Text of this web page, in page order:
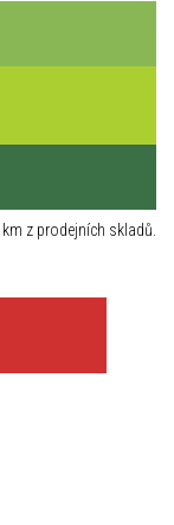
z prodejních skladů.